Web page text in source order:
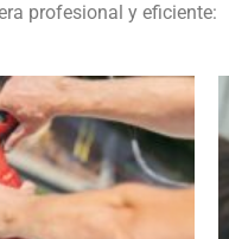
profesional y eficiente: